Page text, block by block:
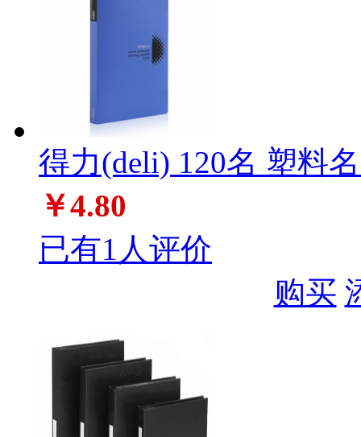
得力(deli) 120名 塑料
￥4.80
已有1人评价
购买